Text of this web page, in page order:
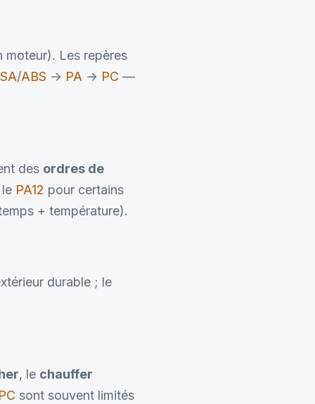
moteur). Les repères
/ABS → PA → PC —
des ordres de
PA12 pour certains
+ température).
durable ; le
, le chauffer
sont souvent limités